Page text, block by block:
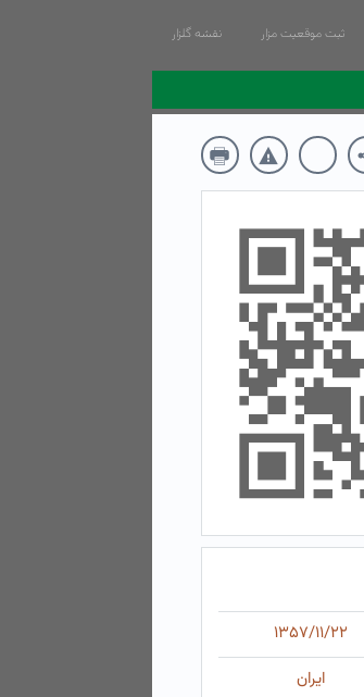
ثبت موقعیت مزار نقشه گلزار
۱۳۵۷/۱۱/۲۲
ایران